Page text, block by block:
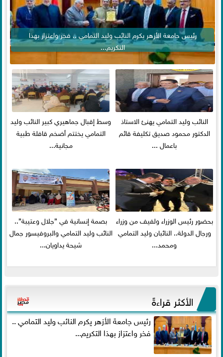
رئيس جامعة الأزهر يكرم النائب وليد التمامي .. فخر واعتزاز بهذا
التكريم...
النائب وليد التمامي يهنئ الاستاذ
الدكتور محمود صديق تكليفة قائم
باعمال ...
وسط إقبال جماهيري كبير النائب وليد
التمامي يختتم أضخم قافلة طبية
مجانية...
بحضور رئيس الوزراء ولفيف من وزراء
ورجال الدولة.. النائبان وليد التمامي
ومحمد...
بصمة إنسانية في ”جلال وعتيبة”..
النائب وليد التمامي والبروفيسور جمال
شيحة يداويان...
الأكثر قراءةً
رئيس جامعة الأزهر يكرم النائب وليد التمامي ..
فخر واعتزاز بهذا التكريم...